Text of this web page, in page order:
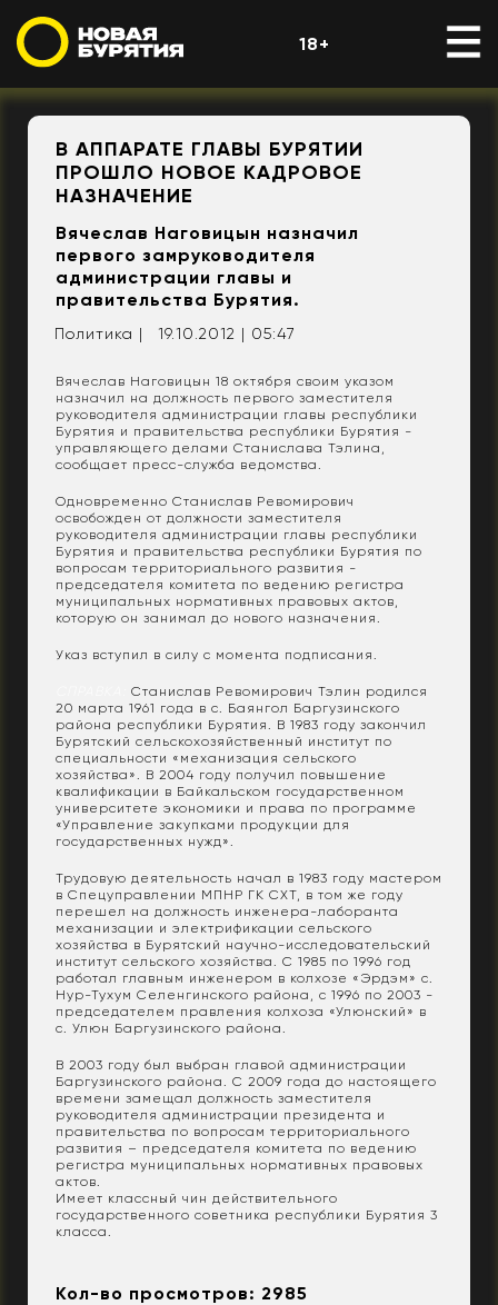
18+
В АППАРАТЕ ГЛАВЫ БУРЯТИИ
ПРОШЛО НОВОЕ КАДРОВОЕ
НАЗНАЧЕНИЕ
Вячеслав Наговицын назначил
первого замруководителя
администрации главы и
правительства Бурятия.
Политика | 19.10.2012 | 05:47
Вячеслав Наговицын 18 октября своим указом
назначил на должность первого заместителя
руководителя администрации главы республики
Бурятия и правительства республики Бурятия -
управляющего делами Станислава Тэлина,
сообщает пресс-служба ведомства.
Одновременно Станислав Ревомирович
освобожден от должности заместителя
руководителя администрации главы республики
Бурятия и правительства республики Бурятия по
вопросам территориального развития -
председателя комитета по ведению регистра
муниципальных нормативных правовых актов,
которую он занимал до нового назначения.
Указ вступил в силу с момента подписания.
Станислав Ревомирович Тэлин родился
20 марта 1961 года в с. Баянгол Баргузинского
района республики Бурятия. В 1983 году закончил
Бурятский сельскохозяйственный институт по
специальности «механизация сельского
хозяйства». В 2004 году получил повышение
квалификации в Байкальском государственном
университете экономики и права по программе
«Управление закупками продукции для
государственных нужд».
Трудовую деятельность начал в 1983 году мастером
в Спецуправлении МПНР ГК СХТ, в том же году
перешел на должность инженера-лаборанта
механизации и электрификации сельского
хозяйства в Бурятский научно-исследовательский
институт сельского хозяйства. С 1985 по 1996 год
работал главным инженером в колхозе «Эрдэм» с.
Нур-Тухум Селенгинского района, с 1996 по 2003 -
председателем правления колхоза «Улюнский» в
с. Улюн Баргузинского района.
В 2003 году был выбран главой администрации
Баргузинского района. С 2009 года до настоящего
времени замещал должность заместителя
руководителя администрации президента и
правительства по вопросам территориального
развития – председателя комитета по ведению
регистра муниципальных нормативных правовых
актов.
Имеет классный чин действительного
государственного советника республики Бурятия 3
класса.
Кол-во просмотров: 2985